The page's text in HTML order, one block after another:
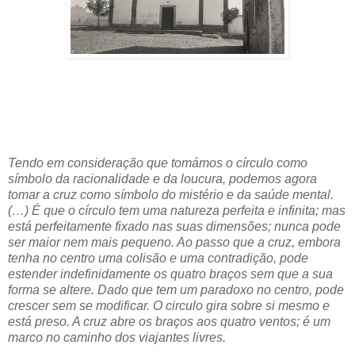
Tendo em consideração que tomámos o círculo como
símbolo da racionalidade e da loucura, podemos agora
tomar a cruz como símbolo do mistério e da saúde mental.
(…) É que o círculo tem uma natureza perfeita e infinita; mas
está perfeitamente fixado nas suas dimensões; nunca pode
ser maior nem mais pequeno. Ao passo que a cruz, embora
tenha no centro uma colisão e uma contradição, pode
estender indefinidamente os quatro braços sem que a sua
forma se altere. Dado que tem um paradoxo no centro, pode
crescer sem se modificar. O circulo gira sobre si mesmo e
está preso. A cruz abre os braços aos quatro ventos; é um
marco no caminho dos viajantes livres.